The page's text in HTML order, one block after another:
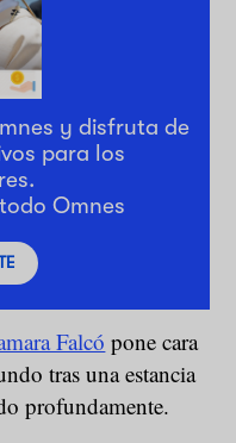
y disfruta de
para los
Omnes
Falcó pone cara
tras una estancia
profundamente.